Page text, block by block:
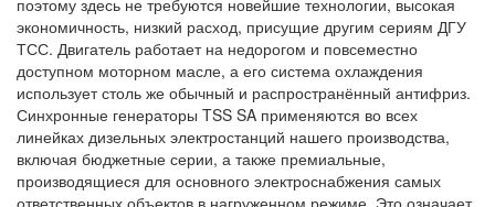
поэтому здесь не требуются новейшие технологии, высокая
экономичность, низкий расход, присущие другим сериям ДГУ
ТСС. Двигатель работает на недорогом и повсеместно
доступном моторном масле, а его система охлаждения
использует столь же обычный и распространённый антифриз.
Синхронные генераторы TSS SA применяются во всех
линейках дизельных электростанций нашего производства,
включая бюджетные серии, а также премиальные,
производящиеся для основного электроснабжения самых